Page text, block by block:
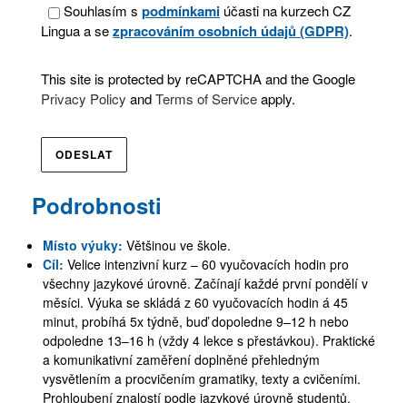
Souhlasím s podmínkamiúčasti na kurzech CZ
Lingua a sezpracováním osobních údajů (GDPR).
This site is protected by reCAPTCHA and the Google
Privacy Policy andTerms of Serviceapply.
Podrobnosti
Místo výuky: Většinou ve škole.
Cíl: Velice intenzivní kurz – 60 vyučovacích hodin pro
všechny jazykové úrovně. Začínají každé první pondělí v
měsíci. Výuka se skládá z 60 vyučovacích hodin á 45
minut, probíhá 5x týdně, buď dopoledne 9–12 h nebo
odpoledne 13–16 h (vždy 4 lekce s přestávkou). Praktické
a komunikativní zaměření doplněné přehledným
vysvětlením a procvičením gramatiky, texty a cvičeními.
Prohloubení znalostí podle jazykové úrovně studentů.